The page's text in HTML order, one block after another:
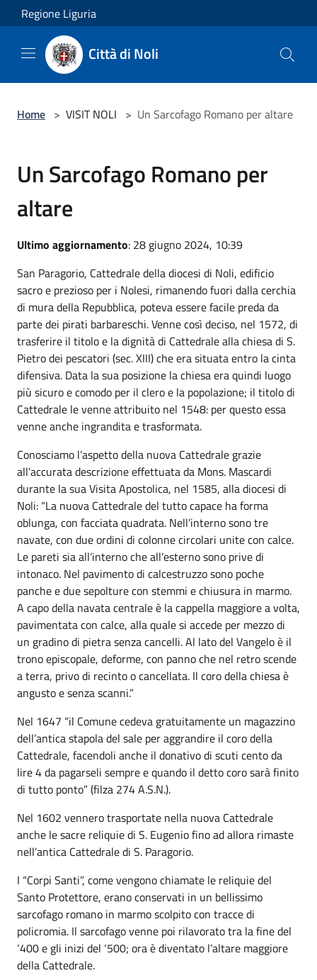
Salta al contenuto principale
Regione Liguria
Città di Noli
Home > VISIT NOLI > Un Sarcofago Romano per altare
Un Sarcofago Romano per
altare
Ultimo aggiornamento: 28 giugno 2024, 10:39
San Paragorio, Cattedrale della diocesi di Noli, edificio
sacro e prezioso per i Nolesi, rimanendo fuori dalla cerchia
di mura della Repubblica, poteva essere facile preda da
parte dei pirati barbareschi. Venne così deciso, nel 1572, di
trasferire il titolo e la dignità di Cattedrale alla chiesa di S.
Pietro dei pescatori (sec. XIII) che era situata entro la cinta
difensiva. Data la sua posizione la chiesa era quindi luogo
più sicuro e comodo per il clero e la popolazione; il titolo di
Cattedrale le venne attribuito nel 1548: per questo essa
venne anche ingrandita e trasformata.
Conosciamo l’aspetto della nuova Cattedrale grazie
all’accurata descrizione effettuata da Mons. Mascardi
durante la sua Visita Apostolica, nel 1585, alla diocesi di
Noli: “La nuova Cattedrale del tutto capace ha forma
oblunga, con facciata quadrata. Nell’interno sono tre
navate, con due ordini di colonne circolari unite con calce.
Le pareti sia all’interno che all’esterno sono prive di
intonaco. Nel pavimento di calcestruzzo sono poche
panche e due sepolture con stemmi e chiusura in marmo.
A capo della navata centrale è la cappella maggiore a volta,
pavimentata con calce, alla quale si accede per mezzo di
un gradino di pietra senza cancelli. Al lato del Vangelo è il
trono episcopale, deforme, con panno che nel retro scende
a terra, privo di recinto o cancellata. Il coro della chiesa è
angusto e senza scanni.”
Nel 1647 “il Comune cedeva gratuitamente un magazzino
dell’antica stapola del sale per aggrandire il coro della
Cattedrale, facendoli anche il donativo di scuti cento da
lire 4 da pagarseli sempre e quando il detto coro sarà finito
di tutto ponto” (filza 274 A.S.N.).
Nel 1602 vennero trasportate nella nuova Cattedrale
anche le sacre reliquie di S. Eugenio fino ad allora rimaste
nell’antica Cattedrale di S. Paragorio.
I “Corpi Santi”, come vengono chiamate le reliquie del
Santo Protettore, erano conservati in un bellissimo
sarcofago romano in marmo scolpito con tracce di
policromia. Il sarcofago venne poi rilavorato tra la fine del
‘400 e gli inizi del ‘500; ora è diventato l’altare maggiore
della Cattedrale.